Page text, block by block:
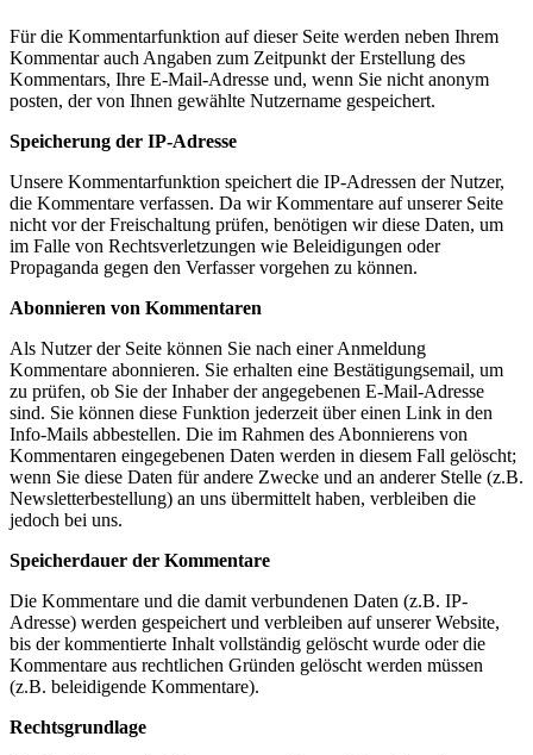
Für die Kommentarfunktion auf dieser Seite werden neben Ihrem
Kommentar auch Angaben zum Zeitpunkt der Erstellung des
Kommentars, Ihre E-Mail-Adresse und, wenn Sie nicht anonym
posten, der von Ihnen gewählte Nutzername gespeichert.
Speicherung der IP-Adresse
Unsere Kommentarfunktion speichert die IP-Adressen der Nutzer,
die Kommentare verfassen. Da wir Kommentare auf unserer Seite
nicht vor der Freischaltung prüfen, benötigen wir diese Daten, um
im Falle von Rechtsverletzungen wie Beleidigungen oder
Propaganda gegen den Verfasser vorgehen zu können.
Abonnieren von Kommentaren
Als Nutzer der Seite können Sie nach einer Anmeldung
Kommentare abonnieren. Sie erhalten eine Bestätigungsemail, um
zu prüfen, ob Sie der Inhaber der angegebenen E-Mail-Adresse
sind. Sie können diese Funktion jederzeit über einen Link in den
Info-Mails abbestellen. Die im Rahmen des Abonnierens von
Kommentaren eingegebenen Daten werden in diesem Fall gelöscht;
wenn Sie diese Daten für andere Zwecke und an anderer Stelle (z.B.
Newsletterbestellung) an uns übermittelt haben, verbleiben die
jedoch bei uns.
Speicherdauer der Kommentare
Die Kommentare und die damit verbundenen Daten (z.B. IP-
Adresse) werden gespeichert und verbleiben auf unserer Website,
bis der kommentierte Inhalt vollständig gelöscht wurde oder die
Kommentare aus rechtlichen Gründen gelöscht werden müssen
(z.B. beleidigende Kommentare).
Rechtsgrundlage